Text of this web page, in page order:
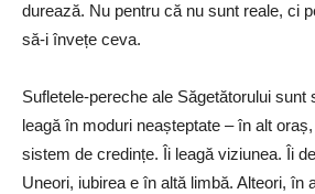
durează. Nu pentru că nu sunt reale, ci
să-i învețe ceva.
Sufletele-pereche ale Săgetătorului sunt
leagă în moduri neașteptate – în alt
sistem de credințe. Îi leagă viziunea. Îi
Uneori, iubirea e în altă limbă. Alteori, în